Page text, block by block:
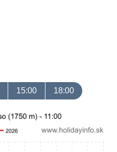
15:00 18:00